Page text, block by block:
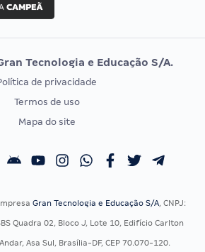
Vunesp
EXAME DE ORDEM
Calendário OAB
Tecnologia e Educação S/A.
de privacidade
Termos de uso
Mapa do site
Gran Tecnologia e Educação S/A, CNPJ:
Quadra 02, Bloco J, Lote 10, Edifício Carlton
Asa Sul, Brasília-DF, CEP 70.070-120.